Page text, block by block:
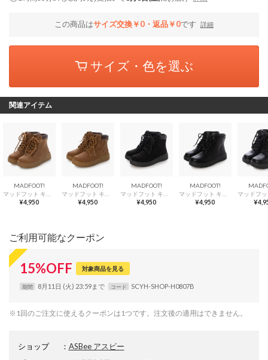
この商品はサイズ交換￥0・返品￥0です 詳細
サイズ・色を選ぶ
関連アイテム
MADFOOT!
¥4,950
MADFOOT!
¥4,950
MADFOOT!
¥4,950
MADFOOT!
¥4,950
ご利用可能なクーポン
15%OFF 対象商品を見る
期間 8月11日 (火) 23:59まで コード SCYH-SHOP-H0807B
※1回のご注文に使えるクーポンは1つです。注文後の適用はできません。
ショップ ： ASBee アスビー